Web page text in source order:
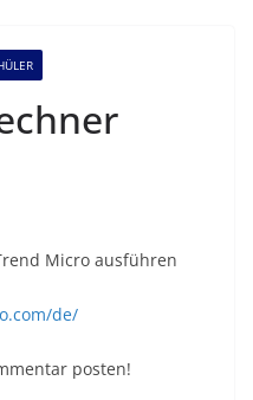
Micro ausführen
de/
posten!